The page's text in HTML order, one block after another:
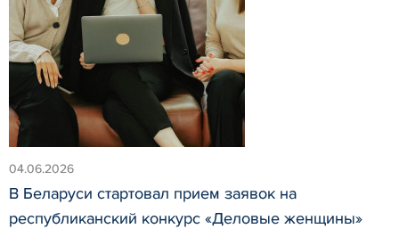
04.06.2026
В Беларуси стартовал прием заявок на
республиканский конкурс «Деловые женщины»